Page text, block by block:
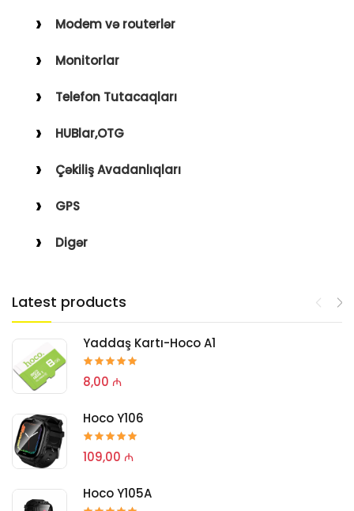
Modem və routerlər
Monitorlar
Telefon Tutacaqları
HUBlar,OTG
Çəkiliş Avadanlıqları
GPS
Digər
Latest products
Yaddaş Kartı-Hoco A1
8,00 ₼
Hoco Y106
109,00 ₼
Hoco Y105A